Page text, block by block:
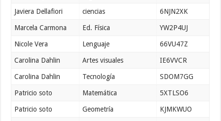
Javiera Dellafiori ciencias 6NJN2XK
Marcela Carmona Ed. Física YW2P4UJ
Nicole Vera Lenguaje 66VU47Z
Carolina Dahlin Artes visuales IE6VVCR
Carolina Dahlin Tecnología SDOM7GG
Patricio soto Matemática 5XTLSO6
Patricio soto Geometría KJMKWUO